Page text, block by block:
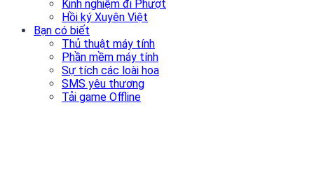
Kinh nghiệm đi Phượt
Hồi ký Xuyên Việt
Bạn có biết
Thủ thuật máy tính
Phần mềm máy tính
Sự tích các loài hoa
SMS yêu thương
Tải game Offline